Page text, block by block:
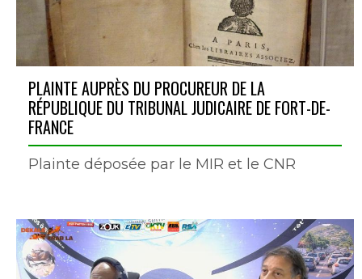
PLAINTE AUPRÈS DU PROCUREUR DE LA
RÉPUBLIQUE DU TRIBUNAL JUDICAIRE DE FORT-DE-
FRANCE
Plainte déposée par le MIR et le CNR